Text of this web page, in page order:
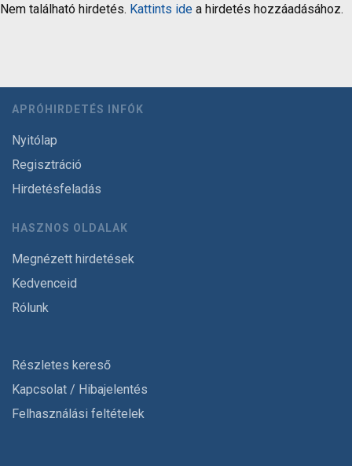
Nem található hirdetés. Kattints ide a hirdetés hozzáadásához.
APRÓHIRDETÉS INFÓK
Nyitólap
Regisztráció
Hirdetésfeladás
HASZNOS OLDALAK
Megnézett hirdetések
Kedvenceid
Rólunk
Részletes kereső
Kapcsolat / Hibajelentés
Felhasználási feltételek